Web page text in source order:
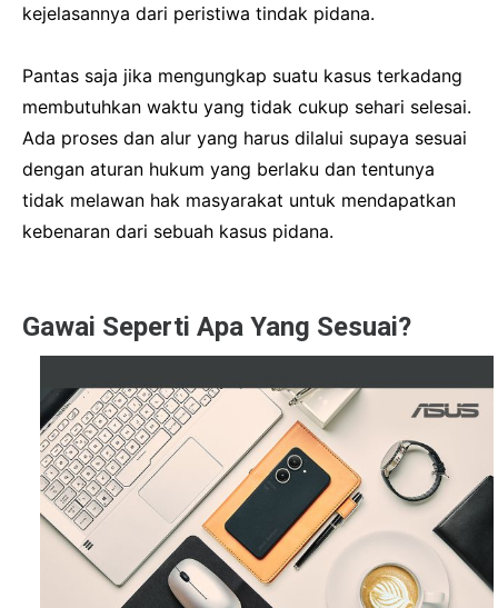
kejelasannya dari peristiwa tindak pidana.
Pantas saja jika mengungkap suatu kasus terkadang
membutuhkan waktu yang tidak cukup sehari selesai.
Ada proses dan alur yang harus dilalui supaya sesuai
dengan aturan hukum yang berlaku dan tentunya
tidak melawan hak masyarakat untuk mendapatkan
kebenaran dari sebuah kasus pidana.
Gawai Seperti Apa Yang Sesuai?